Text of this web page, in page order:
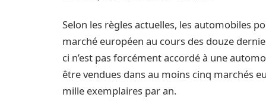
Selon les règles actuelles, les automobiles
marché européen au cours des douze
ci n’est pas forcément accordé à une
être vendues dans au moins cinq marchés
mille exemplaires par an.